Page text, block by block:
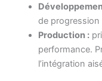
de progression
Production :
performance.
l’intégration